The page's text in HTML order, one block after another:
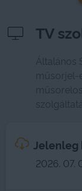
TV
Általános
műsorjel-
Jelenleg
2026. 07.